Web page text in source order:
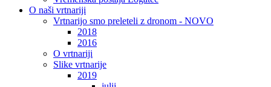
O naši vrtnariji
Vrtnarijo smo preleteli z dronom - NOVO
2018
2016
O vrtnariji
Slike vrtnarije
2019